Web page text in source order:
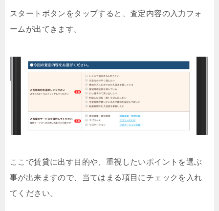
スタートボタンをタップすると、査定内容の入力フォ
ームが出てきます。
ここで賃貸に出す目的や、重視したいポイントを選ぶ
事が出来ますので、当てはまる項目にチェックを入れ
てください。